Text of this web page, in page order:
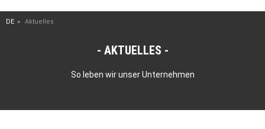
DE Aktuelles
AKTUELLES
So leben wir unser Unternehmen